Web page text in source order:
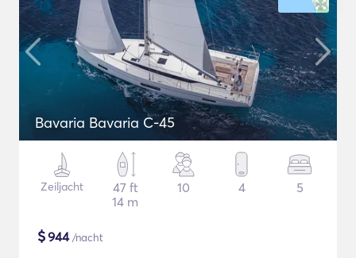
Bavaria Bavaria C-45
Zeiljacht
47 ft
14 m
10 4 5
$944/nacht